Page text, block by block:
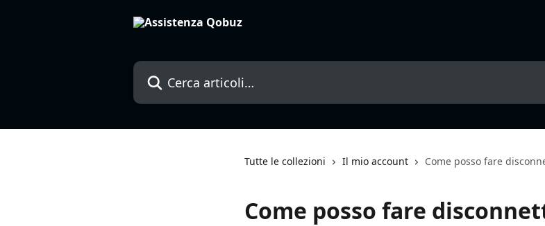
Cerca articoli…
Tutte le collezioni Il mio account Come posso fare
Come posso fare